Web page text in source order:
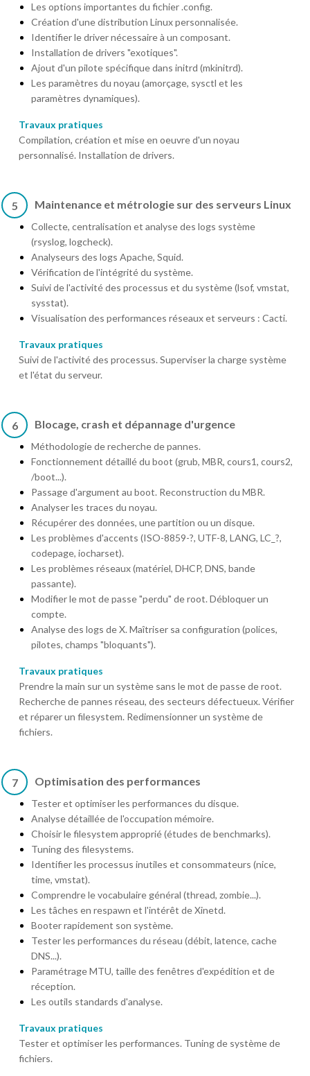
Les options importantes du fichier .config.
Création d'une distribution Linux personnalisée.
Identifier le driver nécessaire à un composant.
Installation de drivers "exotiques".
Ajout d'un pilote spécifique dans initrd (mkinitrd).
Les paramètres du noyau (amorçage, sysctl et les
paramètres dynamiques).
Travaux pratiques
Compilation, création et mise en oeuvre d'un noyau
personnalisé. Installation de drivers.
5 Maintenance et métrologie sur des serveurs Linux
Collecte, centralisation et analyse des logs système
(rsyslog, logcheck).
Analyseurs des logs Apache, Squid.
Vérification de l'intégrité du système.
Suivi de l'activité des processus et du système (lsof, vmstat,
sysstat).
Visualisation des performances réseaux et serveurs : Cacti.
Travaux pratiques
Suivi de l'activité des processus. Superviser la charge système
et l'état du serveur.
6 Blocage, crash et dépannage d'urgence
Méthodologie de recherche de pannes.
Fonctionnement détaillé du boot (grub, MBR, cours1, cours2,
/boot...).
Passage d'argument au boot. Reconstruction du MBR.
Analyser les traces du noyau.
Récupérer des données, une partition ou un disque.
Les problèmes d'accents (ISO-8859-?, UTF-8, LANG, LC_?,
codepage, iocharset).
Les problèmes réseaux (matériel, DHCP, DNS, bande
passante).
Modifier le mot de passe "perdu" de root. Débloquer un
compte.
Analyse des logs de X. Maîtriser sa configuration (polices,
pilotes, champs "bloquants").
Travaux pratiques
Prendre la main sur un système sans le mot de passe de root.
Recherche de pannes réseau, des secteurs défectueux. Vérifier
et réparer un filesystem. Redimensionner un système de
fichiers.
7 Optimisation des performances
Tester et optimiser les performances du disque.
Analyse détaillée de l'occupation mémoire.
Choisir le filesystem approprié (études de benchmarks).
Tuning des filesystems.
Identifier les processus inutiles et consommateurs (nice,
time, vmstat).
Comprendre le vocabulaire général (thread, zombie...).
Les tâches en respawn et l'intérêt de Xinetd.
Booter rapidement son système.
Tester les performances du réseau (débit, latence, cache
DNS...).
Paramétrage MTU, taille des fenêtres d'expédition et de
réception.
Les outils standards d'analyse.
Travaux pratiques
Tester et optimiser les performances. Tuning de système de
fichiers.